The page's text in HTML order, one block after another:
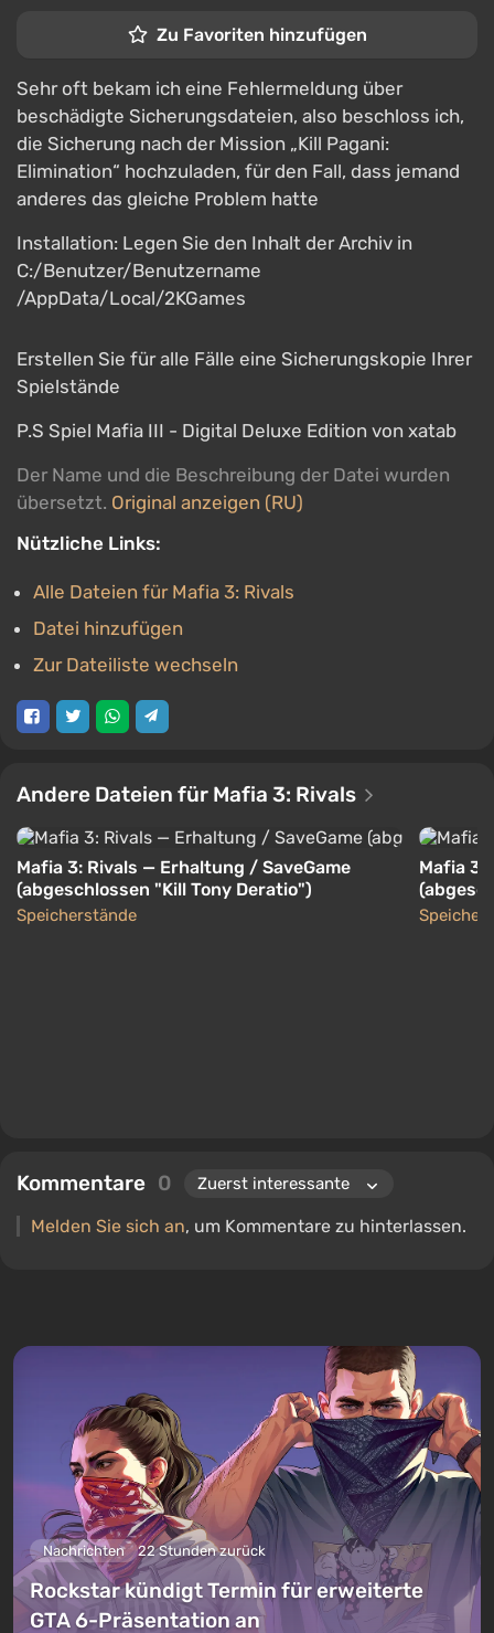
Zu Favoriten hinzufügen
Sehr oft bekam ich eine Fehlermeldung über
beschädigte Sicherungsdateien, also beschloss ich,
die Sicherung nach der Mission „Kill Pagani:
Elimination“ hochzuladen, für den Fall, dass jemand
anderes das gleiche Problem hatte
Installation: Legen Sie den Inhalt der Archiv in
C:/Benutzer/Benutzername
/AppData/Local/2KGames
Erstellen Sie für alle Fälle eine Sicherungskopie Ihrer
Spielstände
P.S Spiel Mafia III - Digital Deluxe Edition von xatab
Der Name und die Beschreibung der Datei wurden
übersetzt. Original anzeigen (RU)
Nützliche Links:
Alle Dateien für Mafia 3: Rivals
Datei hinzufügen
Zur Dateiliste wechseln
Andere Dateien für Mafia 3: Rivals
Mafia 3: Rivals — Erhaltung / SaveGame
(abgeschlossen "Kill Tony Deratio")
Speicherstände
Mafia 3:
Kommentare 0
Melden Sie sich an, um Kommentare zu hinterlassen.
Nachrichten 22 Stunden zurück
Rockstar kündigt Termin für erweiterte
GTA 6-Präsentation an